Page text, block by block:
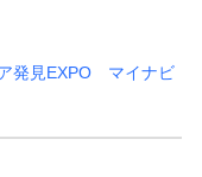
発見EXPO マイナビ